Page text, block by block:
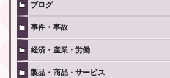
ブログ
事件・事故
経済・産業・労働
製品・商品・サービス